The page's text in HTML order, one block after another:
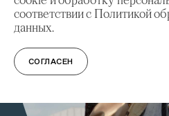
соответствии с Политикой
данных.
СОГЛАСЕН